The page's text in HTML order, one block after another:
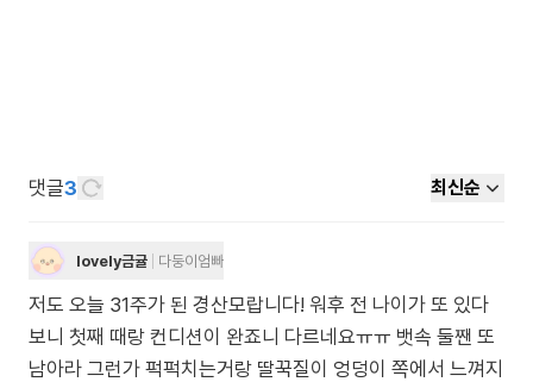
댓글3 최신순
lovely금귤 다둥이엄빠
저도 오늘 31주가 된 경산모랍니다! 워후 전 나이가 또 있다
보니 첫째 때랑 컨디션이 완죠니 다르네요ㅠㅠ 뱃속 둘짼 또
남아라 그런가 퍽퍽치는거랑 딸꾹질이 엉덩이 쪽에서 느껴지